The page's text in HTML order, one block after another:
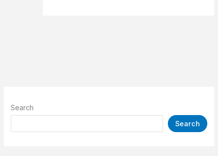
Search
Search